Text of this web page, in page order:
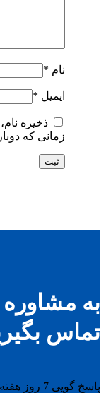
نام *
ایمیل *
ذخیره
زمانی که
به مشاوره
تماس